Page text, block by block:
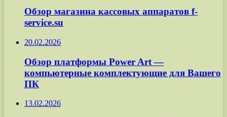
Обзор магазина кассовых аппаратов f-
service.su
20.02.2026
Обзор платформы Power Art —
компьютерные комплектующие для Вашего
ПК
13.02.2026